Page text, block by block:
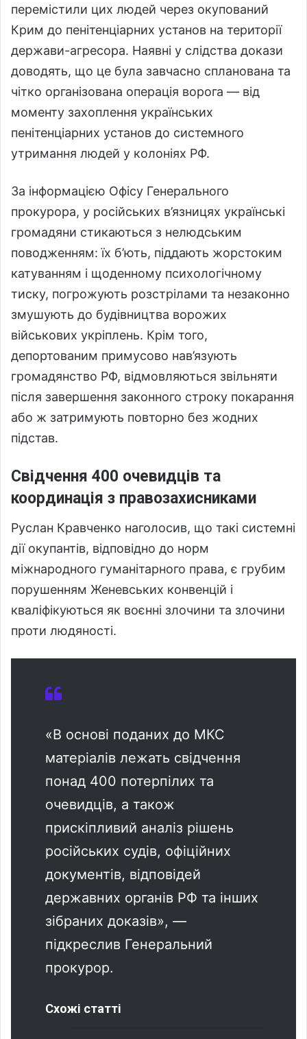
перемістили цих людей через окупований
Крим до пенітенціарних установ на території
держави-агресора. Наявні у слідства докази
доводять, що це була завчасно спланована та
чітко організована операція ворога — від
моменту захоплення українських
пенітенціарних установ до системного
утримання людей у колоніях РФ.
За інформацією Офісу Генерального
прокурора, у російських в’язницях українські
громадяни стикаються з нелюдським
поводженням: їх б’ють, піддають жорстоким
катуванням і щоденному психологічному
тиску, погрожують розстрілами та незаконно
змушують до будівництва ворожих
військових укріплень. Крім того,
депортованим примусово нав’язують
громадянство РФ, відмовляються звільняти
після завершення законного строку покарання
або ж затримують повторно без жодних
підстав.
Свідчення 400 очевидців та
координація з правозахисниками
Руслан Кравченко наголосив, що такі системні
дії окупантів, відповідно до норм
міжнародного гуманітарного права, є грубим
порушенням Женевських конвенцій і
кваліфікуються як воєнні злочини та злочини
проти людяності.
«В основі поданих до МКС
матеріалів лежать свідчення
понад 400 потерпілих та
очевидців, а також
прискіпливий аналіз рішень
російських судів, офіційних
документів, відповідей
державних органів РФ та інших
зібраних доказів», —
підкреслив Генеральний
прокурор.
Схожі статті